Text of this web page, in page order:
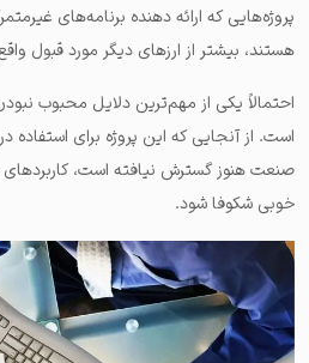
پروژه‌هایی که ارائه دهنده برنامه‌های
هستند، بیشتر از ارزهای دیگر مورد قبول
احتمالاً یکی از مهم‌ترین دلایل محبوب
است. از آنجایی که این پروژه برای استفاده در
صنعت هنوز گسترش نیافته است، کاربردهای
خوبی شکوفا شود.